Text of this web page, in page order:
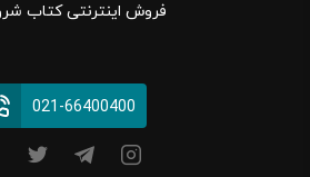
فروش اینترنتی کتاب
021-66400400